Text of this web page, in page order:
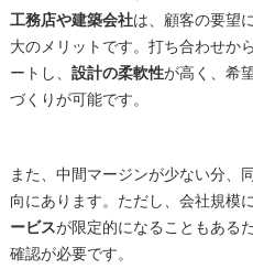
工務店や建築会社は、顧客の要望
大のメリットです。打ち合わせか
ートし、 設計の柔軟性が高く、希
づくりが可能です。
また、中間マージンが少ない分、
向にあります。ただし、会社規模
ービスが限定的になることもある
確認が必要です。